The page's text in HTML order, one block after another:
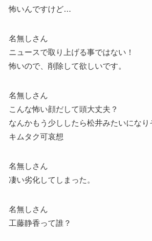
怖いんですけど…
名無しさん
ニュースで取り上げる事ではない！
怖いので、削除して欲しいです。
名無しさん
こんな怖い顔だして頭大丈夫？
なんかもう少ししたら松井みたいになり
キムタク可哀想
名無しさん
凄い劣化してしまった。
名無しさん
工藤静香って誰？